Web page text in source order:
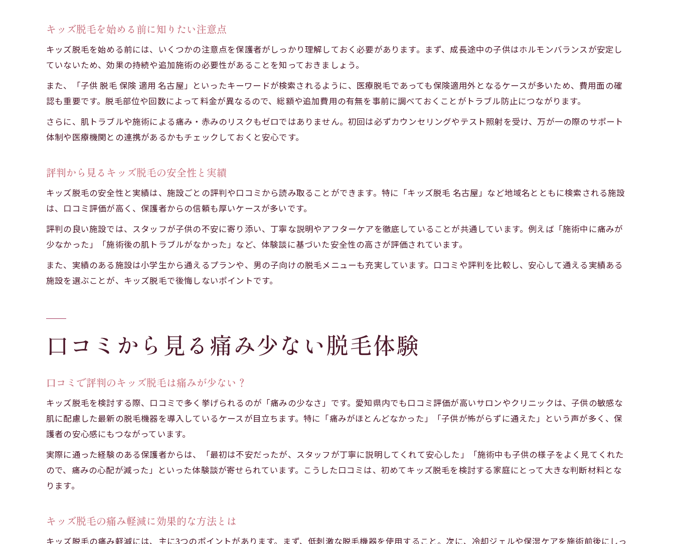
キッズ脱毛を始める前に知りたい注意点
キッズ脱毛を始める前には、いくつかの注意点を保護者がしっかり理解しておく必要があります。まず、成長途中の子供はホルモンバランスが安定し
ていないため、効果の持続や追加施術の必要性があることを知っておきましょう。
また、「子供 脱毛 保険 適用 名古屋」といったキーワードが検索されるように、医療脱毛であっても保険適用外となるケースが多いため、費用面の確
認も重要です。脱毛部位や回数によって料金が異なるので、総額や追加費用の有無を事前に調べておくことがトラブル防止につながります。
さらに、肌トラブルや施術による痛み・赤みのリスクもゼロではありません。初回は必ずカウンセリングやテスト照射を受け、万が一の際のサポート
体制や医療機関との連携があるかもチェックしておくと安心です。
評判から見るキッズ脱毛の安全性と実績
キッズ脱毛の安全性と実績は、施設ごとの評判や口コミから読み取ることができます。特に「キッズ脱毛 名古屋」など地域名とともに検索される施設
は、口コミ評価が高く、保護者からの信頼も厚いケースが多いです。
評判の良い施設では、スタッフが子供の不安に寄り添い、丁寧な説明やアフターケアを徹底していることが共通しています。例えば「施術中に痛みが
少なかった」「施術後の肌トラブルがなかった」など、体験談に基づいた安全性の高さが評価されています。
また、実績のある施設は小学生から通えるプランや、男の子向けの脱毛メニューも充実しています。口コミや評判を比較し、安心して通える実績ある
施設を選ぶことが、キッズ脱毛で後悔しないポイントです。
口コミから見る痛み少ない脱毛体験
口コミで評判のキッズ脱毛は痛みが少ない？
キッズ脱毛を検討する際、口コミで多く挙げられるのが「痛みの少なさ」です。愛知県内でも口コミ評価が高いサロンやクリニックは、子供の敏感な
肌に配慮した最新の脱毛機器を導入しているケースが目立ちます。特に「痛みがほとんどなかった」「子供が怖がらずに通えた」という声が多く、保
護者の安心感にもつながっています。
実際に通った経験のある保護者からは、「最初は不安だったが、スタッフが丁寧に説明してくれて安心した」「施術中も子供の様子をよく見てくれた
ので、痛みの心配が減った」といった体験談が寄せられています。こうした口コミは、初めてキッズ脱毛を検討する家庭にとって大きな判断材料とな
ります。
キッズ脱毛の痛み軽減に効果的な方法とは
キッズ脱毛の痛み軽減には、主に3つのポイントがあります。まず、低刺激な脱毛機器を使用すること。次に、冷却ジェルや保湿ケアを施術前後にしっ